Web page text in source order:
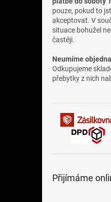
pouze, pokud to
akceptovat. V
situace bohužel
častěji.
Neumíme
Odkupujeme
přebytky z nich
Přijímáme